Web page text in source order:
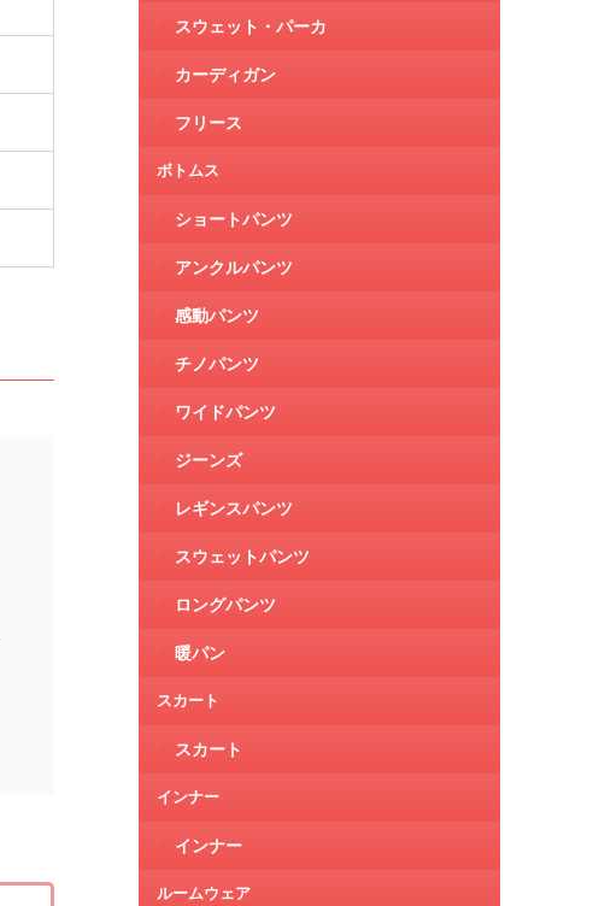
スウェット・パーカ
カーディガン
フリース
ボトムス
ショートパンツ
アンクルパンツ
感動パンツ
チノパンツ
ワイドパンツ
ジーンズ
レギンスパンツ
スウェットパンツ
ロングパンツ
暖パン
スカート
スカート
インナー
インナー
ルームウェア